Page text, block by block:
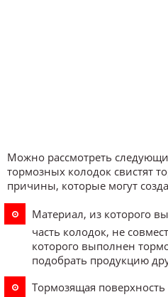
Можно рассмотреть
тормозных колодок свистят
причины, которые могут
Материал, из которого
часть колодок, не
которого выполнен
подобрать продукцию
Тормозящая